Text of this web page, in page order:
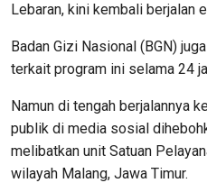
Lebaran, kini kembali berjalan
Badan Gizi Nasional (BGN)
terkait program ini selama 24
Namun di tengah berjalannya
publik di media sosial
melibatkan unit Satuan
wilayah Malang, Jawa Timur.